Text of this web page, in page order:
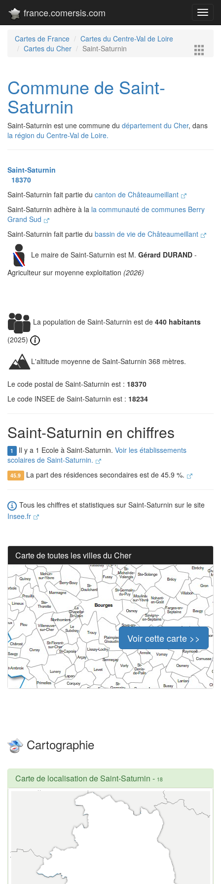
france.comersis.com
Cartes de France
Cartes du Centre-Val de Loire
Cartes du Cher
Saint-Saturnin
Commune de Saint-
Saturnin
Saint-Saturnin est une commune du département du Cher, dans
la région du Centre-Val de Loire.
Saint-Saturnin
18370
Saint-Saturnin fait partie du canton de Châteaumeillant
Saint-Saturnin adhère à la la communauté de communes Berry
Grand Sud
Saint-Saturnin fait partie du bassin de vie de Châteaumeillant
Le maire de Saint-Saturnin est M. Gérard DURAND -
Agriculteur sur moyenne exploitation (2026)
La population de Saint-Saturnin est de 440 habitants
(2025)
L'altitude moyenne de Saint-Saturnin 368 mètres.
Le code postal de Saint-Saturnin est : 18370
Le code INSEE de Saint-Saturnin est : 18234
Saint-Saturnin en chiffres
1 Il y a 1 Ecole à Saint-Saturnin. Voir les établissements
scolaires de Saint-Saturnin.
45.9 La part des résidences secondaires est de 45.9 %.
Tous les chiffres et statistiques sur Saint-Saturnin sur le site
Insee.fr
Carte de toutes les villes du Cher
Voir cette carte >>
Cartographie
Carte de localisation de Saint-Saturnin - 18